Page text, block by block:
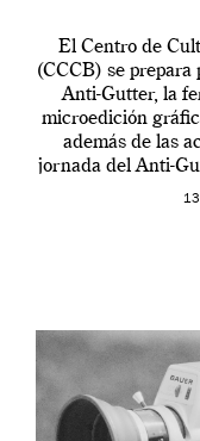
El Centro de
(CCCB) se
Anti-Gutter, la
microedición
además de las
jornada del Anti-